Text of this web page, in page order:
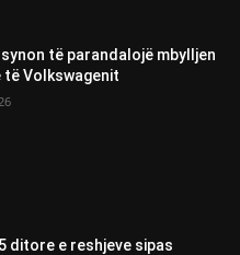
synon të parandalojë mbylljen
të Volkswagenit
ditore e reshjeve sipas